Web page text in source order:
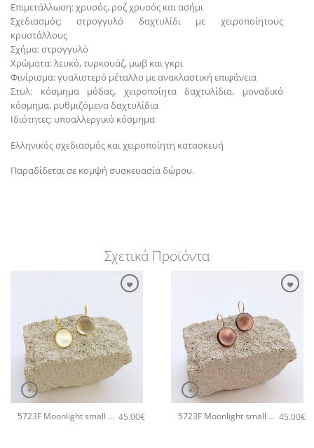
Επιμετάλλωση: χρυσός, ροζ χρυσός και ασήμι
Σχεδιασμός: στρογγυλό δαχτυλίδι με χειροποίητους
κρυστάλλους
Σχήμα: στρογγυλό
Χρώματα: λευκό, τυρκουάζ, μωβ και γκρι
Φινίρισμα: γυαλιστερό μέταλλο με ανακλαστική επιφάνεια
Στυλ: κόσμημα μόδας, χειροποίητα δαχτυλίδια, μοναδικό
κόσμημα, ρυθμιζόμενα δαχτυλίδια
Ιδιότητες: υποαλλεργικό κόσμημα
Ελληνικός σχεδιασμός και χειροποίητη κατασκευή
Παραδίδεται σε κομψή συσκευασία δώρου.
Σχετικά Προϊόντα
+
5723F Moonlight small χειροποίητα σκουλαρίκια Catherine bijoux Άσπρο 45.00€
+
5723F Moonlight small χειροποίητα σκουλαρίκια Catherine bijoux Μωβ 45.00€